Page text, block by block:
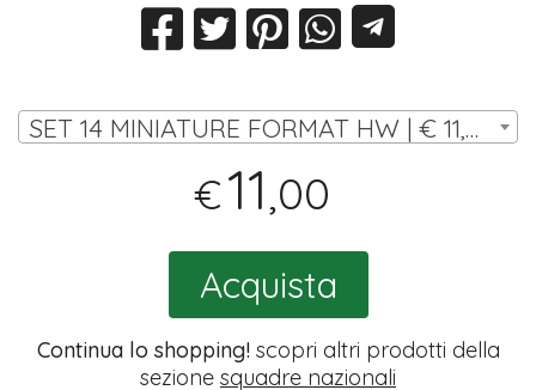
SET 14 MINIATURE FORMAT HW | € 11,00
€11,00
Acquista
Continua lo shopping!scopri altri prodotti della
sezione squadre nazionali